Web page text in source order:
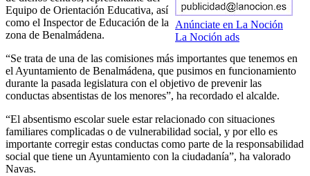
Anúnciate en La Noción
La Noción ads
Equipo de Orientación Educativa, así
como el Inspector de Educación de la
zona de Benalmádena.
“Se trata de una de las comisiones más importantes que tenemos en
el Ayuntamiento de Benalmádena, que pusimos en funcionamiento
durante la pasada legislatura con el objetivo de prevenir las
conductas absentistas de los menores”, ha recordado el alcalde.
“El absentismo escolar suele estar relacionado con situaciones
familiares complicadas o de vulnerabilidad social, y por ello es
importante corregir estas conductas como parte de la responsabilidad
social que tiene un Ayuntamiento con la ciudadanía”, ha valorado
Navas.